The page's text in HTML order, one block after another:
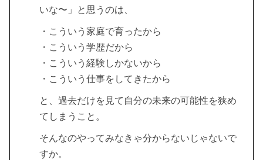
いな〜」と思うのは、
・こういう家庭で育ったから
・こういう学歴だから
・こういう経験しかないから
・こういう仕事をしてきたから
と、過去だけを見て自分の未来の可能性を狭め
てしまうこと。
そんなのやってみなきゃ分からないじゃないで
すか。